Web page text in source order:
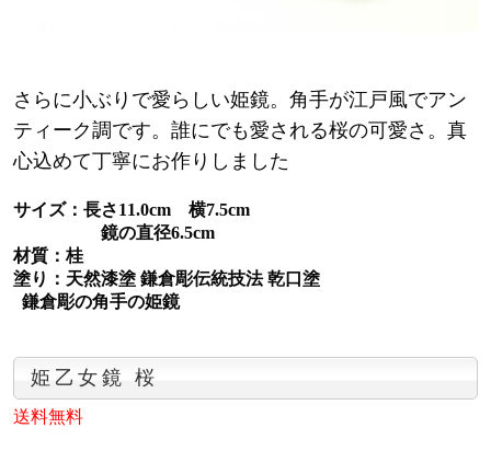
さらに小ぶりで愛らしい姫鏡。角手が江戸風でアン
ティーク調です。誰にでも愛される桜の可愛さ。真
心込めて丁寧にお作りしました
サイズ：長さ11.0cm 横7.5cm
鏡の直径6.5cm
材質：桂
塗り：天然漆塗 鎌倉彫伝統技法 乾口塗
鎌倉彫の角手の姫鏡
姫乙女鏡 桜
送料無料